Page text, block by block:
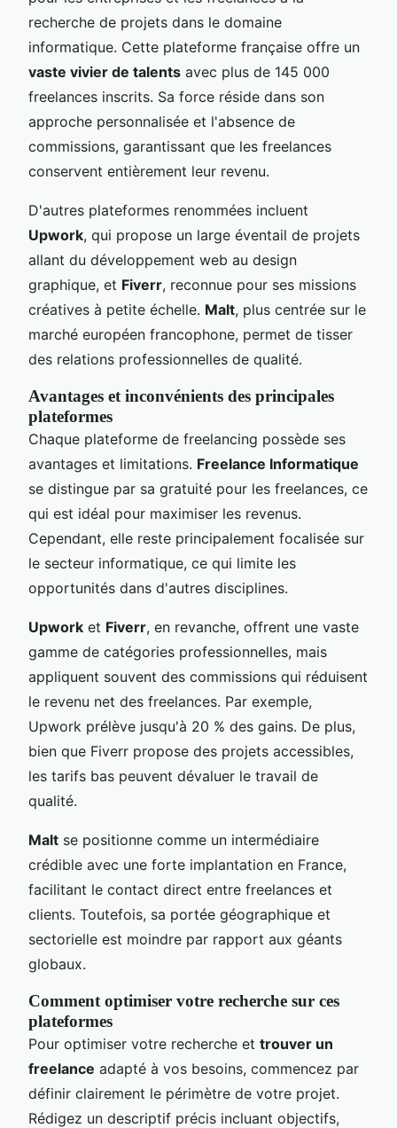
recherche de projets dans le domaine
informatique. Cette plateforme française offre un
vaste vivier de talents avec plus de 145 000
freelances inscrits. Sa force réside dans son
approche personnalisée et l'absence de
commissions, garantissant que les freelances
conservent entièrement leur revenu.
D'autres plateformes renommées incluent
Upwork, qui propose un large éventail de projets
allant du développement web au design
graphique, et Fiverr, reconnue pour ses missions
créatives à petite échelle. Malt, plus centrée sur le
marché européen francophone, permet de tisser
des relations professionnelles de qualité.
Avantages et inconvénients des principales
plateformes
Chaque plateforme de freelancing possède ses
avantages et limitations. Freelance Informatique
se distingue par sa gratuité pour les freelances, ce
qui est idéal pour maximiser les revenus.
Cependant, elle reste principalement focalisée sur
le secteur informatique, ce qui limite les
opportunités dans d'autres disciplines.
Upwork et Fiverr, en revanche, offrent une vaste
gamme de catégories professionnelles, mais
appliquent souvent des commissions qui réduisent
le revenu net des freelances. Par exemple,
Upwork prélève jusqu'à 20 % des gains. De plus,
bien que Fiverr propose des projets accessibles,
les tarifs bas peuvent dévaluer le travail de
qualité.
Malt se positionne comme un intermédiaire
crédible avec une forte implantation en France,
facilitant le contact direct entre freelances et
clients. Toutefois, sa portée géographique et
sectorielle est moindre par rapport aux géants
globaux.
Comment optimiser votre recherche sur ces
plateformes
Pour optimiser votre recherche et trouver un
freelance adapté à vos besoins, commencez par
définir clairement le périmètre de votre projet.
Rédigez un descriptif précis incluant objectifs,